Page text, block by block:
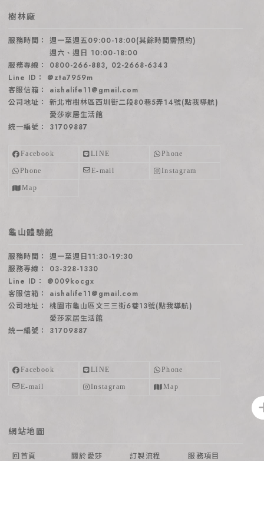
樹林廠
週一至週五09:00-18:00(其餘時間需預約)
週六、週日 10:00-18:00
0800-266-883, 02-2668-6343
@zta7959m
aishalife11@gmail.com
新北市樹林區西圳街二段80巷5弄14號(點我導航)
愛莎家居生活館
31709887
龜山體驗館
週一至週日11:30-19:30
03-328-1330
@009kocgx
aishalife11@gmail.com
桃園市龜山區文三三街6巷13號(點我導航)
愛莎家居生活館
31709887
網站地圖
回首頁 關於愛莎 訂製流程
服務項目